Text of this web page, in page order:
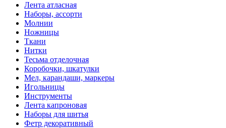
Лента атласная
Наборы, ассорти
Молнии
Ножницы
Ткани
Нитки
Тесьма отделочная
Коробочки, шкатулки
Мел, карандаши, маркеры
Игольницы
Инструменты
Лента капроновая
Наборы для шитья
Фетр декоративный